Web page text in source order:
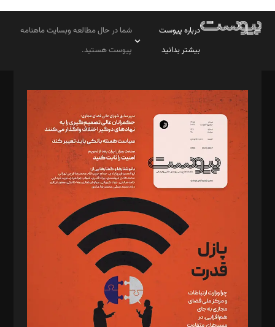
درباره پیوست
بیشتر بدانید
شما در حال مطالعه وبسایت ماهنامه
پیوست هستید.
مدیر مسئول: محمدباقر اثنی‌عشری
سردبیر: مهرک محمودی
دبیر تحریریه: میثم قاسمی
د‌بیر ناداستان: سمانه سمیع
د‌بیر خدمت و تجارت: ابوالفضل رجبی
د‌بیر حقوق فناوری: حسام‌الدین ایپکچی
د‌بیر پیوست جهان: مینا پاکدل
د‌بیر تحریریه آنلاین: بابک نقاش
تحریریه‌: مجتبی محمود‌ی، آرش برهمند، یسنا امان‌پور، سروش کرمیان،
مصطفی مسجدی آرانی، ابوالفضل رجبی، زهرا فکرانه، فائزه فتحی
رستمی،مصطفی باستان
ویرایش: نگار استاد‌‌آقا
طراح یونیفرم: مجید توکلی
فیلمبرداری و عکاسی: امیر شفیعی، مانی لطفی زاده